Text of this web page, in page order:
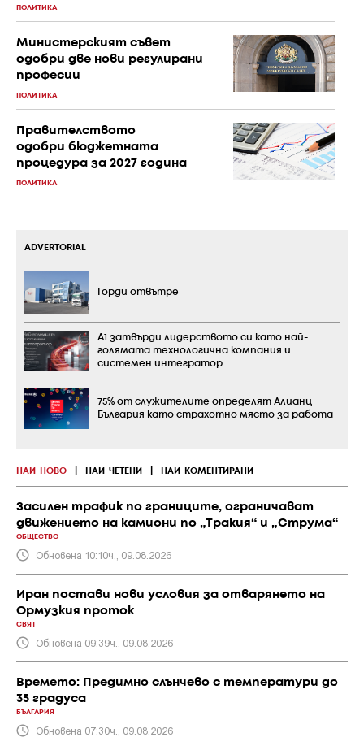
ПОЛИТИКА
Министерският съвет
одобри две нови регулирани
професии
ПОЛИТИКА
Правителството
одобри бюджетната
процедура за 2027 година
ПОЛИТИКА
НАЙ-НОВО НАЙ-ЧЕТЕНИ НАЙ-КОМЕНТИРАНИ
Засилен трафик по границите, ограничават
движението на камиони по „Тракия“ и „Струма“
ОБЩЕСТВО
Обновена 10:10ч., 09.08.2026
Иран постави нови условия за отварянето на
Ормузкия проток
СВЯТ
Обновена 09:39ч., 09.08.2026
Времето: Предимно слънчево с температури до
35 градуса
БЪЛГАРИЯ
Обновена 07:30ч., 09.08.2026
ADVERTORIAL
Горди отвътре
А1 затвърди лидерството си като най-
голямата технологична компания и
системен интегратор
75% от служителите определят Алианц
България като страхотно място за работа